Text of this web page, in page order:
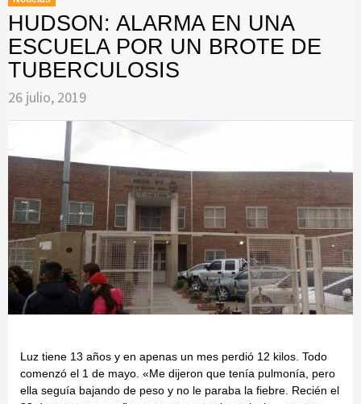
HUDSON: ALARMA EN UNA
ESCUELA POR UN BROTE DE
TUBERCULOSIS
26 julio, 2019
Luz tiene 13 años y en apenas un mes perdió 12 kilos. Todo
comenzó el 1 de mayo. «Me dijeron que tenía pulmonía, pero
ella seguía bajando de peso y no le paraba la fiebre. Recién el